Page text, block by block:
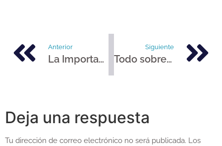
Anterior
La Importancia de las Revisiones Dentales para Niños: Odontopediatra, Ortodoncista y Ortopedia
Siguiente
Todo sobre las Sobredentaduras con Implantes: Preguntas y Respuestas
Deja una respuesta
Tu dirección de correo electrónico no será publicada. Los